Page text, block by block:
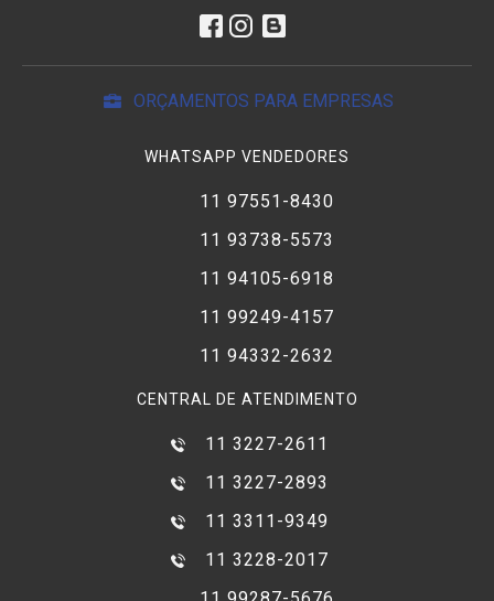
ORÇAMENTOS PARA EMPRESAS
WHATSAPP VENDEDORES
11 97551-8430
11 93738-5573
11 94105-6918
11 99249-4157
11 94332-2632
CENTRAL DE ATENDIMENTO
11 3227-2611
11 3227-2893
11 3311-9349
11 3228-2017